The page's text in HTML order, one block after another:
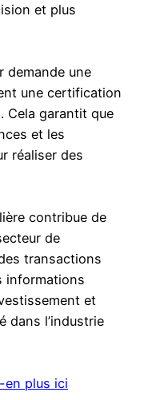
et plus
demande une
une certification
Cela garantit que
et les
réaliser des
contribue de
de
transactions
informations
et
dans l’industrie
en plus ici